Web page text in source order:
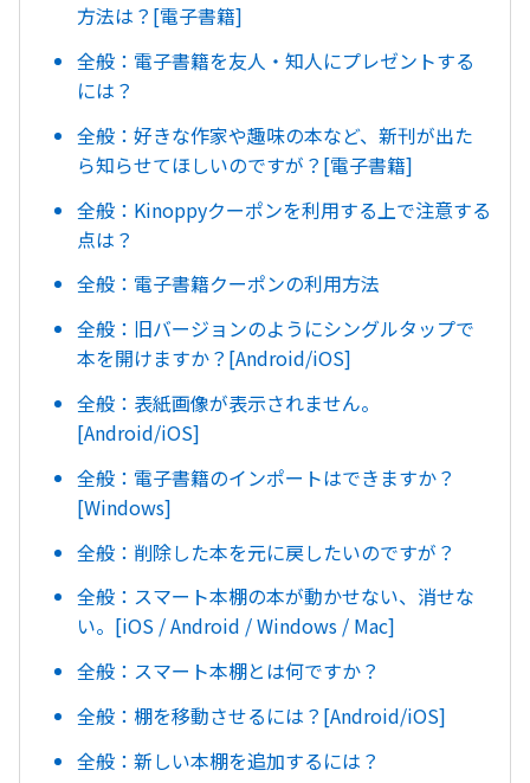
方法は？[電子書籍]
全般：電子書籍を友人・知人にプレゼントする
には？
全般：好きな作家や趣味の本など、新刊が出た
ら知らせてほしいのですが？[電子書籍]
全般：Kinoppyクーポンを利用する上で注意する
点は？
全般：電子書籍クーポンの利用方法
全般：旧バージョンのようにシングルタップで
本を開けますか？[Android/iOS]
全般：表紙画像が表示されません。
[Android/iOS]
全般：電子書籍のインポートはできますか？
[Windows]
全般：削除した本を元に戻したいのですが？
全般：スマート本棚の本が動かせない、消せな
い。[iOS / Android / Windows / Mac]
全般：スマート本棚とは何ですか？
全般：棚を移動させるには？[Android/iOS]
全般：新しい本棚を追加するには？